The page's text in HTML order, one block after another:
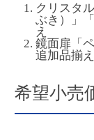
クリスタ
ぶき）」
え
鏡面扉「
追加品揃え
希望小売